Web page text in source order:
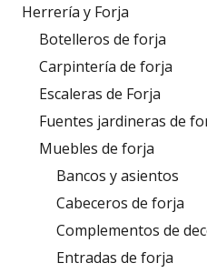
Herrería y Forja
Botelleros de forja
Carpintería de forja
Escaleras de Forja
Fuentes jardineras de
Muebles de forja
Bancos y asientos
Cabeceros de forja
Complementos de
Entradas de forja